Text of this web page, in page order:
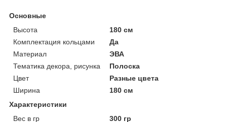
Основные
Высота
180 см
Комплектация кольцами
Да
Материал
ЭВА
Тематика декора, рисунка
Полоска
Цвет
Разные цвета
Ширина
180 см
Характеристики
Вес в гр
300 гр